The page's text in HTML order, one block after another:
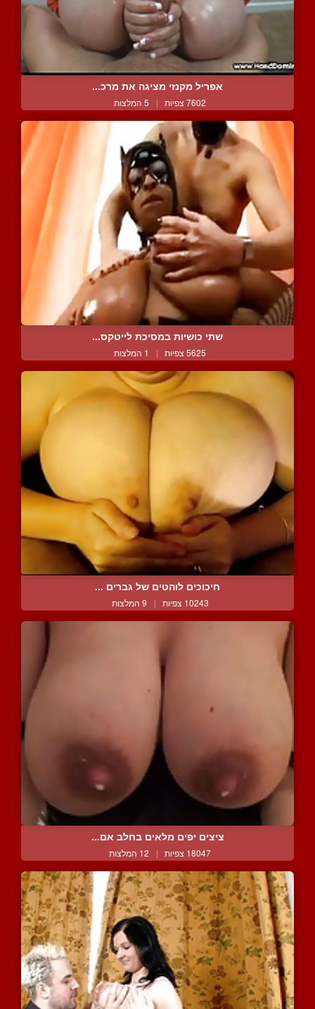
אפריל מקנזי מציגה את מרכ...
7602 צפיות | 5 המלצות
שתי כושיות במסיכת לייטקס...
5625 צפיות | 1 המלצות
חיכוכים לוהטים של גברים ...
10243 צפיות | 9 המלצות
ציצים יפים מלאים בחלב אם...
18047 צפיות | 12 המלצות